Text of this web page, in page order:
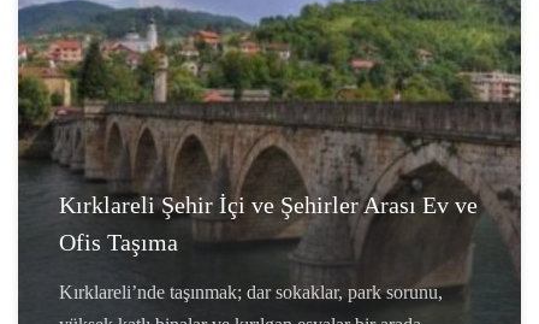
Kırklareli Şehir İçi ve Şehirler Arası Ev ve
Ofis Taşıma
Kırklareli’nde taşınmak; dar sokaklar, park sorunu,